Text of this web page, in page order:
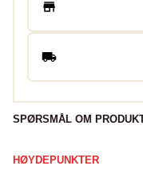
SPØRSMÅL OM
HØYDEPUNKTER